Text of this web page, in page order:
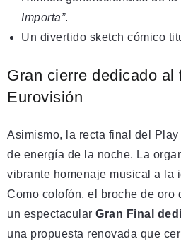
Importa”.
Un divertido sketch cómico
Gran cierre dedicado al
Eurovisión
Asimismo, la recta final del
de energía de la noche. La
vibrante homenaje musical a la
Como colofón, el broche de oro
un espectacular Gran Final
una propuesta renovada que